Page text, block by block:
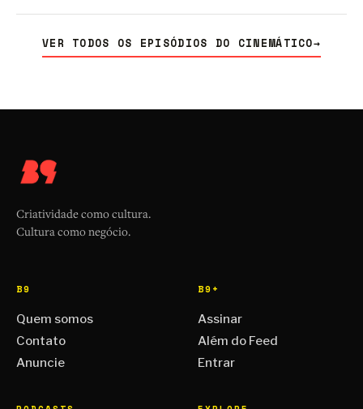
VER TODOS OS EPISÓDIOS DO CINEMÁTICO→
Criatividade como cultura.
Cultura como negócio.
B9
Quem somos
Contato
Anuncie
B9+
Assinar
Além do Feed
Entrar